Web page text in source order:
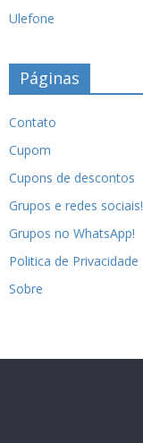
Ulefone
Páginas
Contato
Cupom
Cupons de descontos
Grupos e redes sociais!
Grupos no WhatsApp!
Politica de Privacidade
Sobre